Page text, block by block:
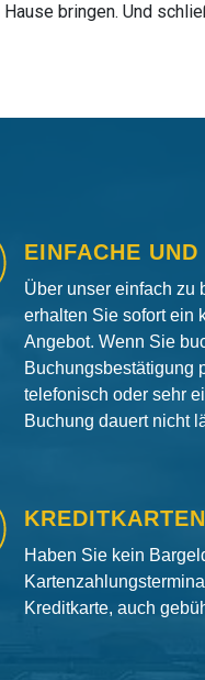
bringen. Und
EINFACHE
Über unser einfach zu
erhalten Sie sofort ein
Angebot. Wenn Sie
Buchungsbestätigung
telefonisch oder sehr
Buchung dauert nicht
Haben Sie kein
Kreditkarte, auch